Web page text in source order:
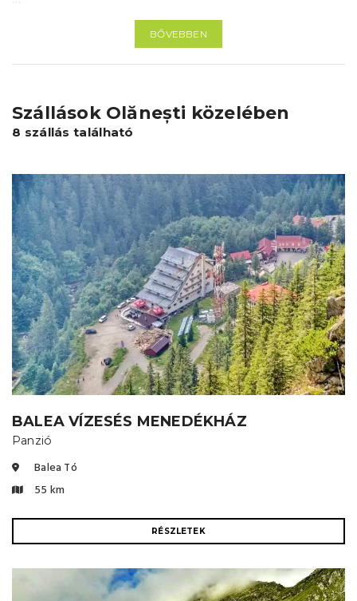
BŐVEBBEN
Szállások Olănești közelében
8 szállás található
BALEA VÍZESÉS MENEDÉKHÁZ
Panzió
Balea Tó
55 km
RÉSZLETEK